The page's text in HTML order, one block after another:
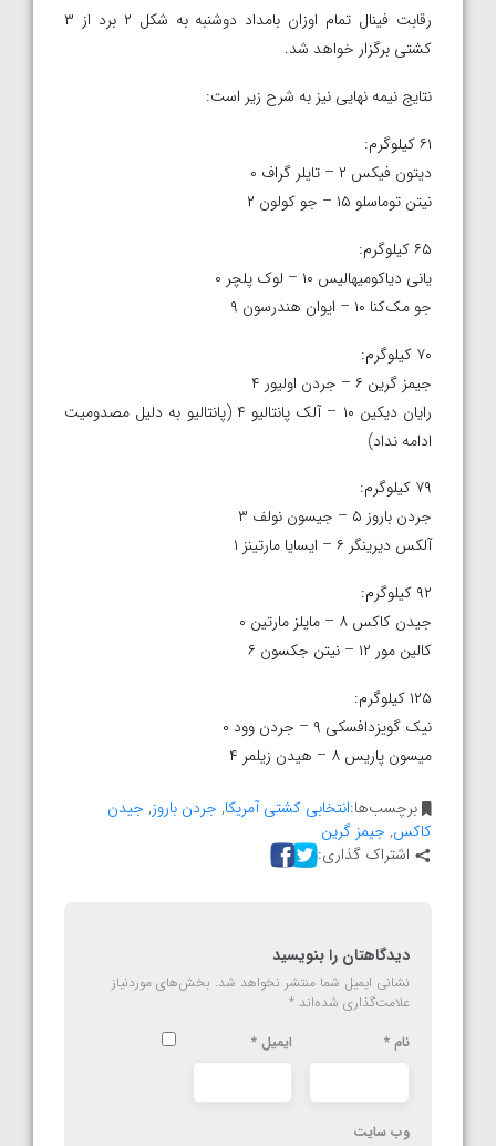
رقابت فینال تمام اوزان بامداد دوشنبه به شکل ۲ برد از ۳
کشتی برگزار خواهد شد.
نتایج نیمه نهایی نیز به شرح زیر است:
۶۱ کیلوگرم:
دیتون فیکس ۲ – تایلر گراف ۰
نیتن توماسلو ۱۵ – جو کولون ۲
۶۵ کیلوگرم:
یانی دیاکومیهالیس ۱۰ – لوک پلچر ۰
جو مک‌کنا ۱۰ – ایوان هندرسون ۹
۷۰ کیلوگرم:
جیمز گرین ۶ – جردن اولیور ۴
رایان دیکین ۱۰ – آلک پانتالیو ۴ (پانتالیو به دلیل مصدومیت
ادامه نداد)
۷۹ کیلوگرم:
جردن باروز ۵ – جیسون نولف ۳
آلکس دیرینگر ۶ – ایسایا مارتینز ۱
۹۲ کیلوگرم:
جیدن کاکس ۸ – مایلز مارتین ۰
کالین مور ۱۲ – نیتن جکسون ۶
۱۲۵ کیلوگرم:
نیک گویزدافسکی ۹ – جردن وود ۰
میسون پاریس ۸ – هیدن زیلمر ۴
برچسب‌ها:انتخابی کشتی آمریکا, جردن باروز, جیدن
کاکس, جیمز گرین
اشتراک گذاری:
دیدگاهتان را بنویسید
نشانی ایمیل شما منتشر نخواهد شد. بخش‌های موردنیاز
علامت‌گذاری شده‌اند *
نام * ایمیل *
وب‌ سایت